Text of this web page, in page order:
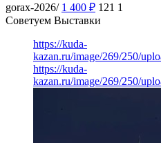
gorax-2026/ 1 400 ₽ 121 1
Советуем Выставки
https://kuda-
kazan.ru/image/269/250/
https://kuda-
kazan.ru/image/269/250/